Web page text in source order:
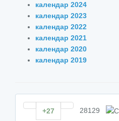
календар 2024
календар 2023
календар 2022
календар 2021
календар 2020
календар 2019
+27 28129